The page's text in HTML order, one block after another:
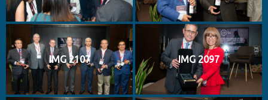
IMG 2107 IMG 2097